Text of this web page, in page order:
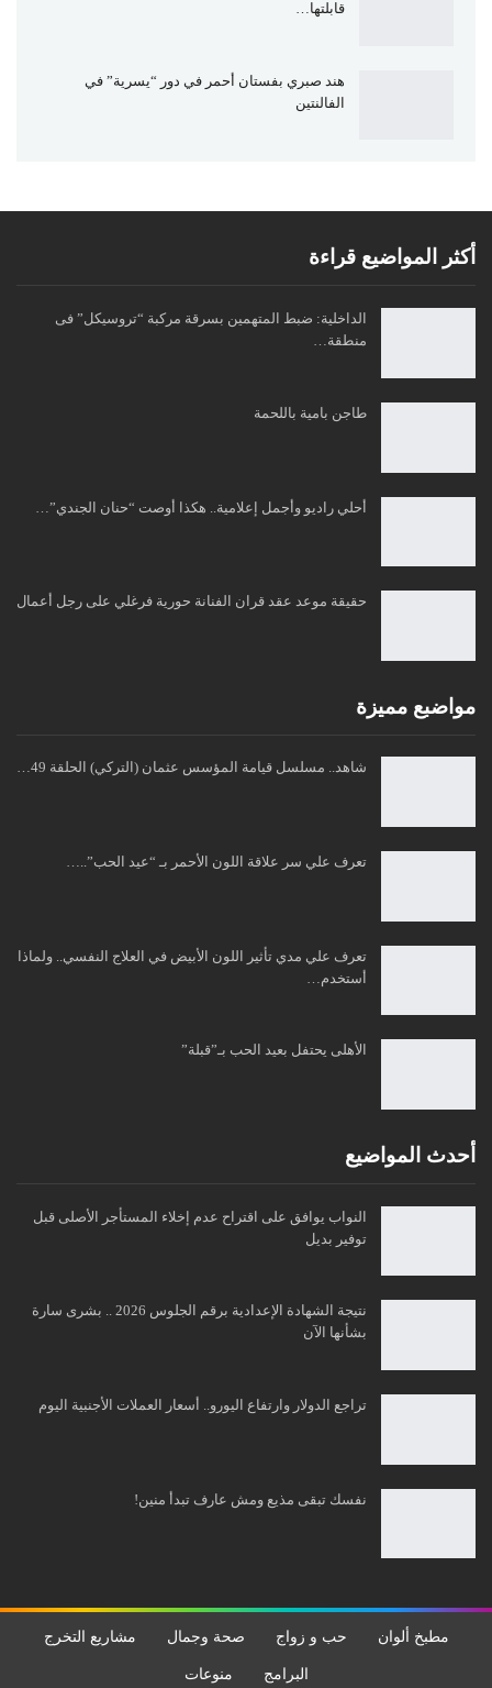
قابلتها…
هند صبري بفستان أحمر في دور “يسرية” في
الفالنتين
أكثر المواضيع قراءة
الداخلية: ضبط المتهمين بسرقة مركبة “تروسيكل” فى
منطقة…
طاجن بامية باللحمة
أحلي راديو وأجمل إعلامية.. هكذا أوصت “حنان الجندي”…
حقيقة موعد عقد قران الفنانة حورية فرغلي على رجل أعمال
مواضبع مميزة
شاهد.. مسلسل قيامة المؤسس عثمان (التركي) الحلقة 49…
تعرف علي سر علاقة اللون الأحمر بـ “عيد الحب”..…
تعرف علي مدي تأثير اللون الأبيض في العلاج النفسي.. ولماذا
أستخدم…
الأهلى يحتفل بعيد الحب بـ”قبلة”
أحدث المواضيع
النواب يوافق على اقتراح عدم إخلاء المستأجر الأصلى قبل
توفير بديل
نتيجة الشهادة الإعدادية برقم الجلوس 2026 .. بشرى سارة
بشأنها الآن
تراجع الدولار وارتفاع اليورو.. أسعار العملات الأجنبية اليوم
نفسك تبقى مذيع ومش عارف تبدأ منين!
مطبخ ألوان حب و زواج صحة وجمال مشاريع التخرج
البرامج منوعات